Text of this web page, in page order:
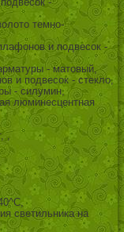
-
темно-
и подвесок -
- матовый,
и подвесок - стекло,
- силумин,
люминесцентная
,
светильника на